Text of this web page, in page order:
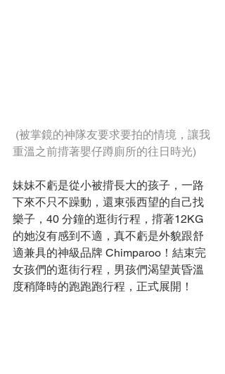
(被掌鏡的神隊友要求要拍的情境，讓我
重溫之前揹著嬰仔蹲廁所的往日時光)
妹妹不虧是從小被揹長大的孩子，一路
下來不只不躁動，還東張西望的自己找
樂子，40 分鐘的逛街行程，揹著12KG
的她沒有感到不適，真不虧是外貌跟舒
適兼具的神級品牌 Chimparoo！結束完
女孩們的逛街行程，男孩們渴望黃昏溫
度稍降時的跑跑跑行程，正式展開！